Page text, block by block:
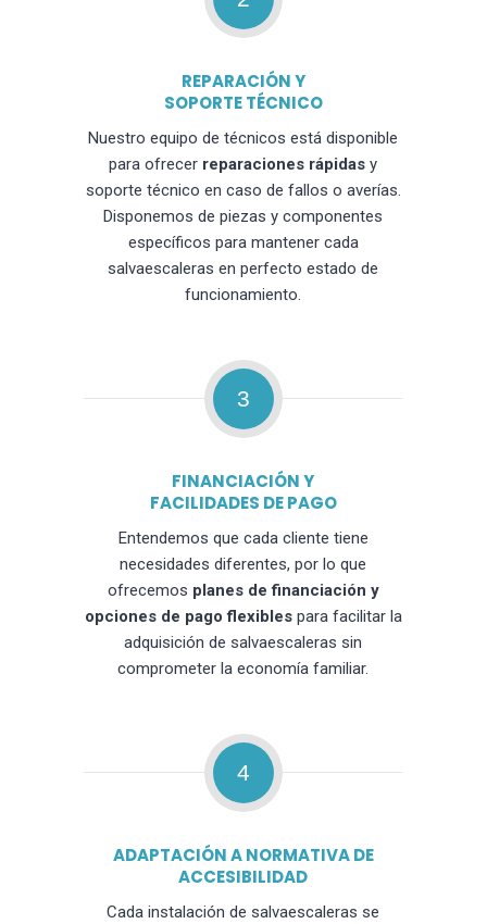
REPARACIÓN Y
SOPORTE TÉCNICO
Nuestro equipo de técnicos está disponible
para ofrecer reparaciones rápidas y
soporte técnico en caso de fallos o averías.
Disponemos de piezas y componentes
específicos para mantener cada
salvaescaleras en perfecto estado de
funcionamiento.
3
FINANCIACIÓN Y
FACILIDADES DE PAGO
Entendemos que cada cliente tiene
necesidades diferentes, por lo que
ofrecemos planes de financiación y
opciones de pago flexiblespara facilitar la
adquisición de salvaescaleras sin
comprometer la economía familiar.
4
ADAPTACIÓN A NORMATIVA DE
ACCESIBILIDAD
Cada instalación de salvaescaleras se